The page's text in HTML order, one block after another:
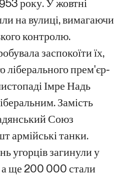
року. У жовтні
на вулиці, вимагаючи
контролю.
заспокоїти їх,
ліберального прем'єр-
Імре Надь
Замість
Союз
армійські танки.
угорців загинули у
а ще 200 000 стали